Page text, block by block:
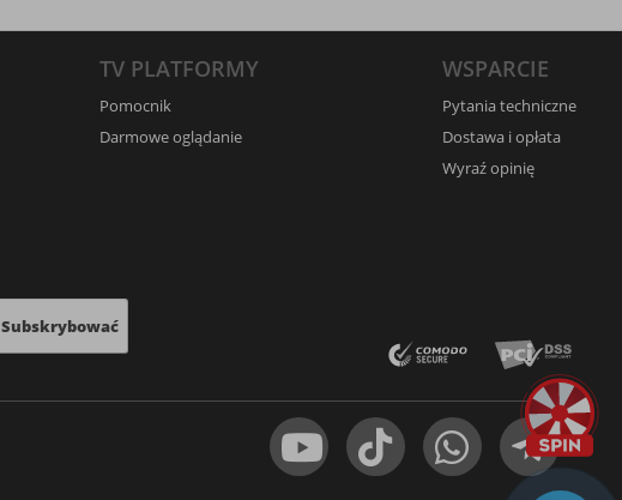
TV PLATFORMY
Pomocnik
Darmowe oglądanie
WSPARCIE
Pytania techniczne
Dostawa i opłata
Wyraź opinię
Subskrybować